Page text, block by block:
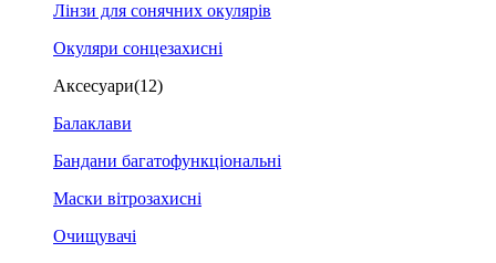
Лінзи для сонячних окулярів
Окуляри сонцезахисні
Аксесуари(12)
Балаклави
Бандани багатофункціональні
Маски вітрозахисні
Очищувачі